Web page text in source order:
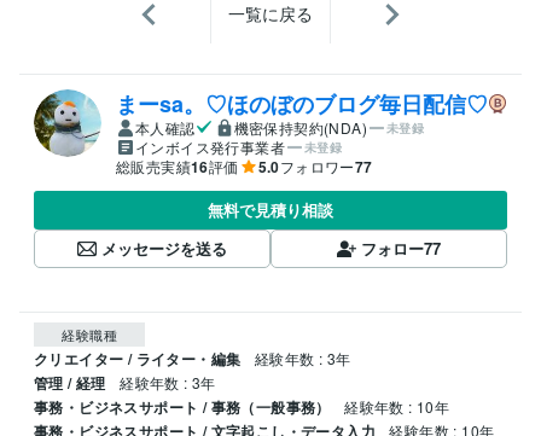
一覧に戻る
まーsa。♡ほのぼのブログ毎日配信♡
本人確認 機密保持契約(NDA) 未登録
インボイス発行事業者 未登録
総販売実績16評価 5.0フォロワー77
無料で見積り相談
メッセージを送る
フォロー77
経験職種
クリエイター / ライター・編集 経験年数 : 3年
管理 / 経理 経験年数 : 3年
事務・ビジネスサポート / 事務（一般事務） 経験年数 : 10年
事務・ビジネスサポート / 文字起こし・データ入力 経験年数 : 10年